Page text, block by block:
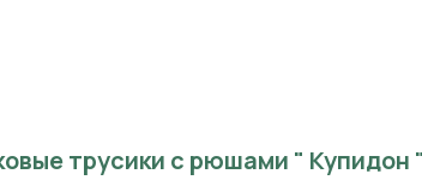
трусики с рюшами " Купидон "